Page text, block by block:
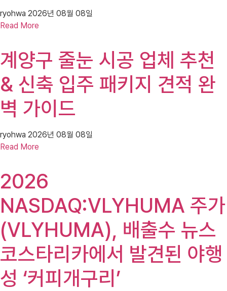
ryohwa 2026년 08월 08일
Read More
계양구 줄눈 시공 업체 추천
& 신축 입주 패키지 견적 완
벽 가이드
ryohwa 2026년 08월 08일
Read More
2026
NASDAQ:VLYHUMA 주가
(VLYHUMA), 배출수 뉴스
코스타리카에서 발견된 야행
성 ‘커피개구리’